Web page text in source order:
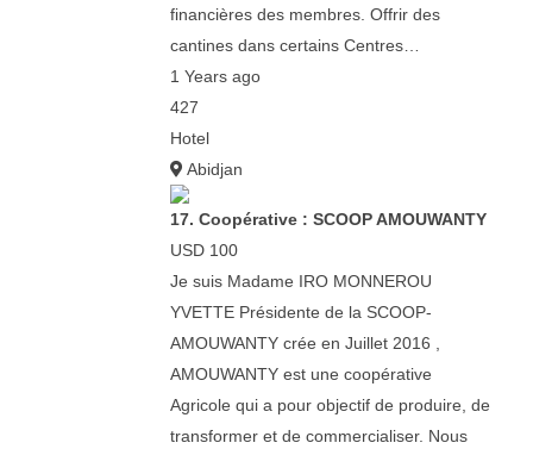
financières des membres. Offrir des
cantines dans certains Centres…
1 Years ago
427
Hotel
Abidjan
17. Coopérative : SCOOP AMOUWANTY
USD 100
Je suis Madame IRO MONNEROU
YVETTE Présidente de la SCOOP-
AMOUWANTY crée en Juillet 2016 ,
AMOUWANTY est une coopérative
Agricole qui a pour objectif de produire, de
transformer et de commercialiser. Nous